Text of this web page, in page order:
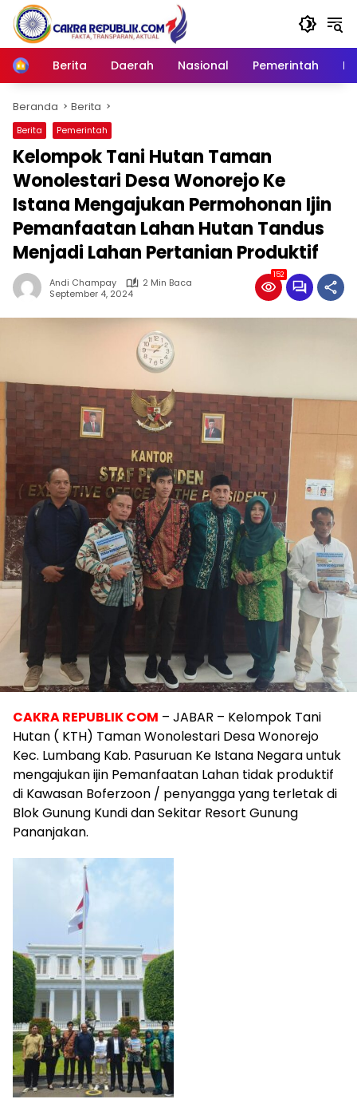
Langsung
konten
Home
Berita Daerah Nasional Pemerintah
Beranda Berita
Berita Pemerintah
Kelompok Tani Hutan Taman
Wonolestari Desa Wonorejo Ke
Istana Mengajukan Permohonan Ijin
Pemanfaatan Lahan Hutan Tandus
Menjadi Lahan Pertanian Produktif
Andi Champay
2 Min Baca
September 4, 2024
152
CAKRA REPUBLIK COM – JABAR – Kelompok Tani
Hutan ( KTH) Taman Wonolestari Desa Wonorejo
Kec. Lumbang Kab. Pasuruan Ke Istana Negara untuk
mengajukan ijin Pemanfaatan Lahan tidak produktif
di Kawasan Boferzoon / penyangga yang terletak di
Blok Gunung Kundi dan Sekitar Resort Gunung
Pananjakan.